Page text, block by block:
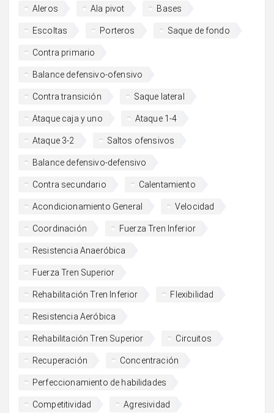
Aleros Ala pivot Bases
Escoltas Porteros Saque de fondo
Contra primario
Balance defensivo-ofensivo
Contra transición Saque lateral
Ataque caja y uno Ataque 1-4
Ataque 3-2 Saltos ofensivos
Balance defensivo-defensivo
Contra secundario Calentamiento
Acondicionamiento General Velocidad
Coordinación Fuerza Tren Inferior
Resistencia Anaeróbica
Fuerza Tren Superior
Rehabilitación Tren Inferior Flexibilidad
Resistencia Aeróbica
Rehabilitación Tren Superior Circuitos
Recuperación Concentración
Perfeccionamiento de habilidades
Competitividad Agresividad